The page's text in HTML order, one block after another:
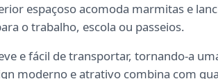
espaçoso acomoda marmitas e
o trabalho, escola ou passeios.
e fácil de transportar, tornando-a
moderno e atrativo combina com